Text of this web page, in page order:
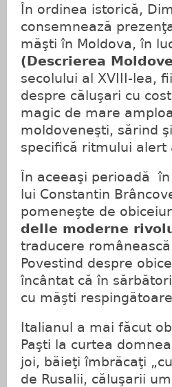
În ordinea istorică,
consemnează
măşti în Moldova, în
(Descrierea
secolului al XVIII-lea,
despre căluşari cu
magic de mare
moldoveneşti, sărind
specifică ritmului alert
În aceeaşi perioadă
lui Constantin
pomeneşte de
delle moderne
traducere românească
Povestind despre
încântat că în
cu măşti
Italianul a mai făcut
Paşti la curtea
joi, băieţi îmbrăcaţi
de Rusalii, căluşarii